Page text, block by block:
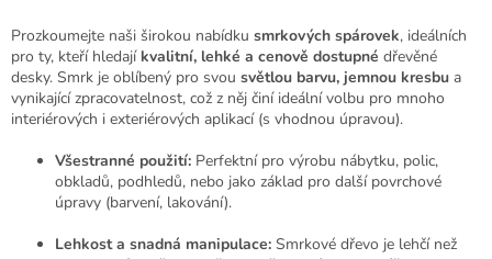
í
p
r
v
k
v
ý
s
Prozkoumejte naši širokou nabídku smrkových spárovek, ideálních
pro ty, kteří hledají kvalitní, lehké a cenově dostupné dřevěné
desky. Smrk je oblíbený pro svou světlou barvu, jemnou kresbu a
vynikající zpracovatelnost, což z něj činí ideální volbu pro mnoho
interiérových i exteriérových aplikací (s vhodnou úpravou).
Všestranné použití: Perfektní pro výrobu nábytku, polic,
obkladů, podhledů, nebo jako základ pro další povrchové
úpravy (barvení, lakování).
Lehkost a snadná manipulace: Smrkové dřevo je lehčí než